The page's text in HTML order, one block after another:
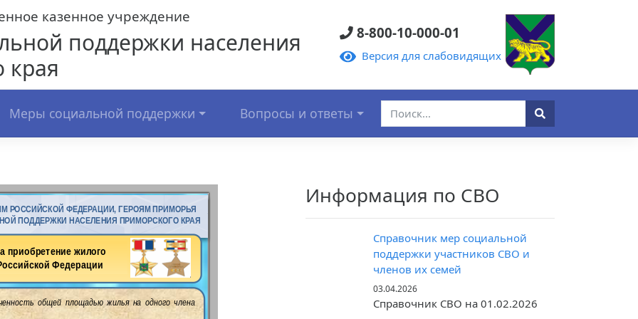
казенное учреждение
поддержки населения
края
8-800-10-000-01
Версия для слабовидящих
Меры социальной поддержки Вопросы и ответы
Информация по СВО
Справочник мер социальной
поддержки участников СВО и
членов их семей
03.04.2026
Справочник СВО на 01.02.2026